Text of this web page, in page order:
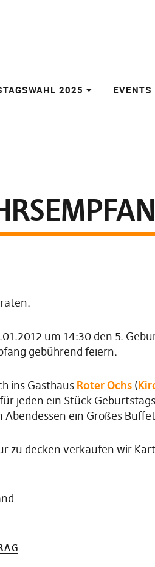
2025 EVENTS
um 14:30 den 5.
gebührend feiern.
ins Gasthaus Roter Ochs (
jeden ein Stück
ein Großes
zu decken verkaufen wir